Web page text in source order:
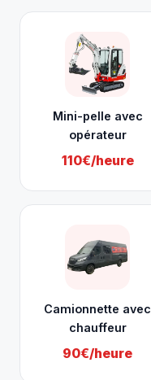
Mini-pelle avec
opérateur
110€/heure
Camionnette avec
chauffeur
90€/heure